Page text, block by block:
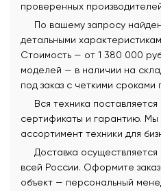
проверенных
По вашему запросу
детальными
Стоимость — от 1 380 000
моделей — в наличии на
под заказ с четкими сроками
Вся техника
сертификаты и гарантию.
ассортимент техники для
Доставка
всей России. Оформите
объект — персональный